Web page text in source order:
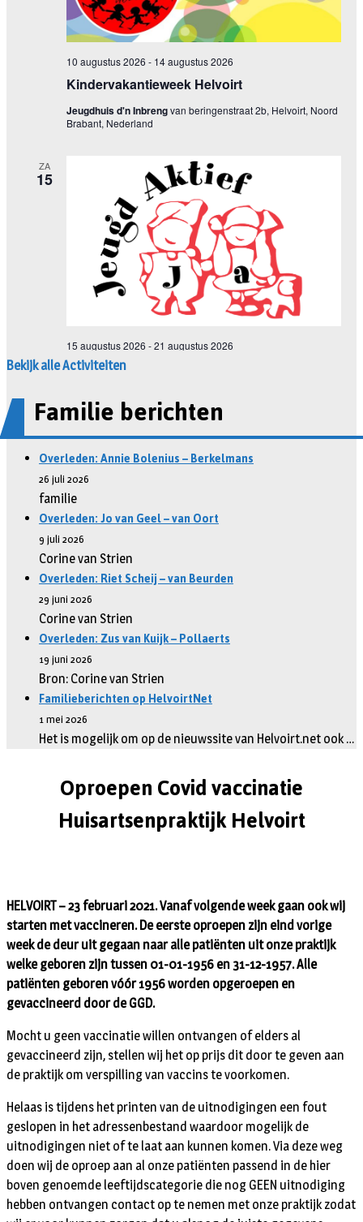
Bekijk alle Activiteiten
Familie berichten
Overleden: Annie Bolenius – Berkelmans
26 juli 2026
familie
Overleden: Jo van Geel – van Oort
9 juli 2026
Corine van Strien
Overleden: Riet Scheij – van Beurden
29 juni 2026
Corine van Strien
Overleden: Zus van Kuijk – Pollaerts
19 juni 2026
Bron: Corine van Strien
Familieberichten op HelvoirtNet
1 mei 2026
Het is mogelijk om op de nieuwssite van Helvoirt.net ook …
Oproepen Covid vaccinatie
Huisartsenpraktijk Helvoirt
HELVOIRT – 23 februari 2021. Vanaf volgende week gaan ook wij
starten met vaccineren. De eerste oproepen zijn eind vorige
week de deur uit gegaan naar alle patiënten uit onze praktijk
welke geboren zijn tussen 01-01-1956 en 31-12-1957. Alle
patiënten geboren vóór 1956 worden opgeroepen en
gevaccineerd door de GGD.
Mocht u geen vaccinatie willen ontvangen of elders al
gevaccineerd zijn, stellen wij het op prijs dit door te geven aan
de praktijk om verspilling van vaccins te voorkomen.
Helaas is tijdens het printen van de uitnodigingen een fout
geslopen in het adressenbestand waardoor mogelijk de
uitnodigingen niet of te laat aan kunnen komen. Via deze weg
doen wij de oproep aan al onze patiënten passend in de hier
boven genoemde leeftijdscategorie die nog GEEN uitnodiging
hebben ontvangen contact op te nemen met onze praktijk zodat